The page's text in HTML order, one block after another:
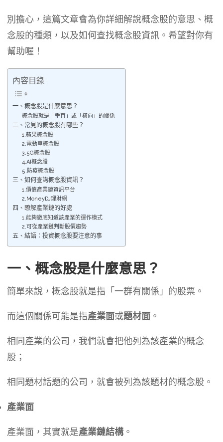
別擔心，這篇文章會為你詳細解說概念股的意思、概
念股的種類，以及如何查找概念股資訊。希望對你有
幫助喔！
內容目錄
一、概念股是什麼意思？
概念股就是「垂直」或「橫向」的關係
二、常見的概念股有哪些？
1.蘋果概念股
2.電動車概念股
3.5G概念股
4.AI概念股
5.防疫概念股
三、如何查詢概念股資訊？
1.價值產業鏈資訊平台
2.MoneyDJ理財網
四、瞭解產業鏈的好處
1.能夠徹底知道該產業的運作模式
2.可從產業鏈判斷股價趨勢
五、結語：投資概念股要注意的事
一、概念股是什麼意思？
簡單來說，概念股就是指「一群有關係」的股票。
而這個關係可能是指產業面或題材面。
相同產業的公司，我們就會把他列為該產業的概念
股；
相同題材話題的公司，就會被列為該題材的概念股。
產業面
產業面，其實就是產業鏈結構。